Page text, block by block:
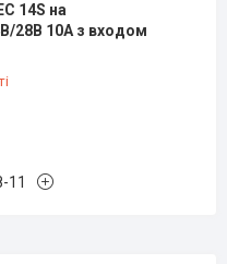
14S на
28В 10А з входом
11